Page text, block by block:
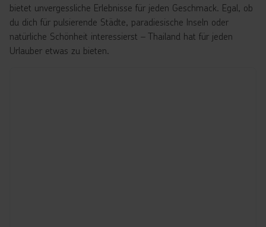
bietet unvergessliche Erlebnisse für jeden Geschmack. Egal, ob
du dich für pulsierende Städte, paradiesische Inseln oder
natürliche Schönheit interessierst – Thailand hat für jeden
Urlauber etwas zu bieten.